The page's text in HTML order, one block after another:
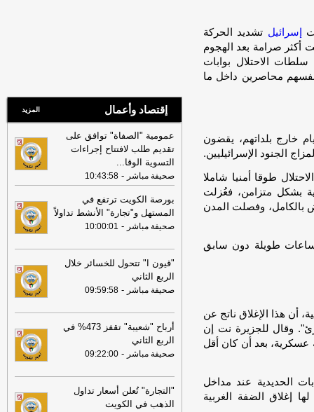
إسرائيل تشديد الحركة
تشرين الأول 2023، لكنها باتت أكثر صرامة بعد الهجوم
الاحتلال بوابات
25 ألف فلسطيني أنفسهم محاصرين داخل ما
خارج بلداتهم، يقضون
الجنود الإسرائيليين.
طوقا أمنيا شاملا
بشكل متزامن، فعُزلت
بالكامل، وفصلت المدن
لساعات طويلة دون سابق
أن هذا الإغلاق ناتج عن
وقال للجزيرة نت إن
تجاوز 900 حاجز وبوابة عسكرية، بعد أن كان أقل
الحديدية عند مداخل
إغلاق الضفة الغربية
إقتصاد وأعمال المزيد
عمومية "الصفاة" توافق على
تقديم طلب لافتتاح إجراءات
التسوية الوقا...
صحيفة مباشر -
10:43:58
بورصة الكويت ترتفع في
المستهل و"تجارة" الأنشط تداولاً
صحيفة مباشر -
10:00:01
"قيون ا" تتحول للخسائر خلال
الربع الثاني
صحيفة مباشر -
09:59:58
أرباح "شعيبة" تقفز 473% في
الربع الثاني
صحيفة مباشر -
09:22:00
"التجارة" تُعلن أسعار تداول
الذهب في الكويت